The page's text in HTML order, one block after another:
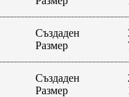
Създаден
Размер
Създаден
Размер